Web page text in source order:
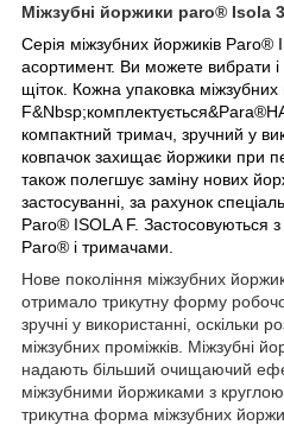
Міжзубні йоржики paro® Isola
Серія міжзубних йоржиків
асортимент. Ви можете вибрати і
щіток. Кожна упаковка
компактний тримач, зручний у
ковпачок захищає йоржики при
також полегшує заміну нових
застосуванні, за рахунок
Paro® ISOLA F. Застосовуються
Paro® і тримачами.
Нове покоління міжзубних
отримало трикутну форму
зручні у використанні, оскільки
міжзубних проміжків. Міжзубні
надають більший очищаючий
міжзубними йоржиками з
трикутна форма міжзубних